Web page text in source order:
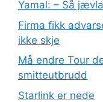
Yamal: – Så
Firma fikk
ikke skje
Må endre Tour
smitteutbrudd
Starlink er nede